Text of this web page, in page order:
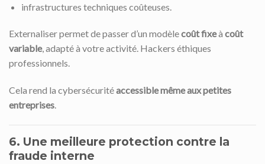
infrastructures techniques coûteuses.
Externaliser permet de passer d’un modèlecoût fixeà coût
variable, adapté à votre activité. Hackers éthiques
professionnels.
Cela rend la cybersécuritéaccessible même aux petites
entreprises.
6. Une meilleure protection contre la
fraude interne